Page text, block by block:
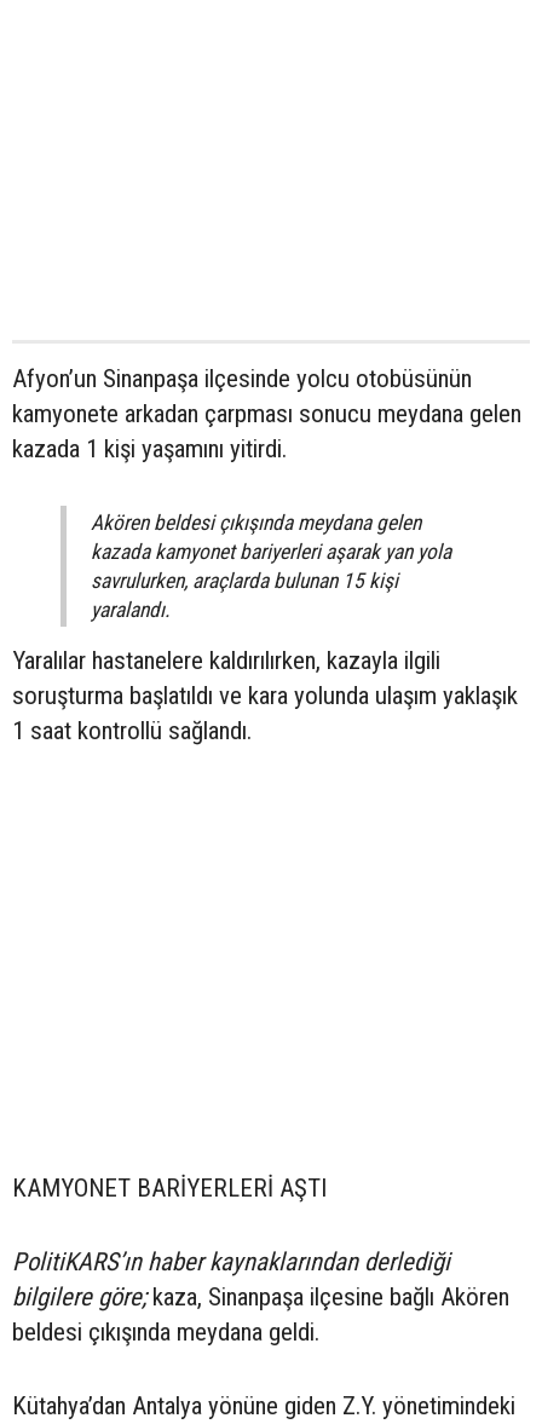
Afyon’un Sinanpaşa ilçesinde yolcu otobüsünün
kamyonete arkadan çarpması sonucu meydana gelen
kazada 1 kişi yaşamını yitirdi.
Akören beldesi çıkışında meydana gelen
kazada kamyonet bariyerleri aşarak yan yola
savrulurken, araçlarda bulunan 15 kişi
yaralandı.
Yaralılar hastanelere kaldırılırken, kazayla ilgili
soruşturma başlatıldı ve kara yolunda ulaşım yaklaşık
1 saat kontrollü sağlandı.
KAMYONET BARİYERLERİ AŞTI
PolitiKARS’ın haber kaynaklarından derlediği
bilgilere göre;kaza, Sinanpaşa ilçesine bağlı Akören
beldesi çıkışında meydana geldi.
Kütahya’dan Antalya yönüne giden Z.Y. yönetimindeki